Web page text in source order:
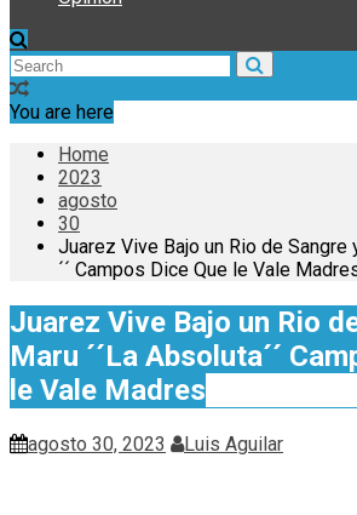
You are here
Home
2023
agosto
30
Juarez Vive Bajo un Rio de Sangre
´´ Campos Dice Que le Vale
Juarez Vive Bajo un Rio
Maru ´´La Absoluta´´
le Vale Madres
agosto 30, 2023 Luis Aguilar